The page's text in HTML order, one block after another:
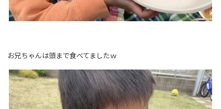
お兄ちゃんは頭まで食べてましたｗ